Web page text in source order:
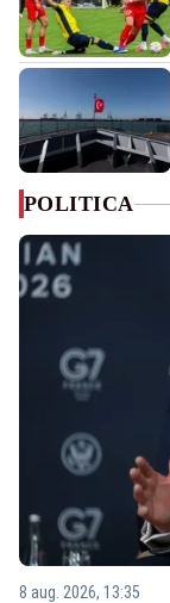
POLITICA
8 aug. 2026, 13:35